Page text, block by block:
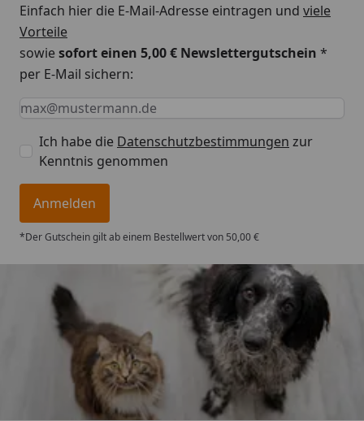
Einfach hier die E-Mail-Adresse eintragen und viele
Vorteile
sowiesofort einen 5,00 € Newslettergutschein *
per E-Mail sichern:
Keine Eingabe erforderlich
Eingabe erforderlich
E-Mail *
Ich habe die Datenschutzbestimmungen zur
Kenntnis genommen
Anmelden
*Der Gutschein gilt ab einem Bestellwert von 50,00 €
Trusted Shops
4,74/ 5
„Gute Erfahrung mit